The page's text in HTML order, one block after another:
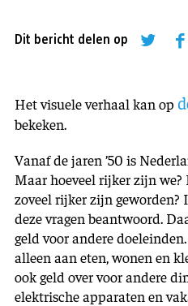
Dit bericht delen op
Het visuele verhaal kan op
bekeken.
Vanaf de jaren ’50 is
Maar hoeveel rijker zijn
zoveel rijker zijn
deze vragen beantwoord.
geld voor andere
alleen aan eten, wonen en
ook geld over voor andere
elektrische apparaten en